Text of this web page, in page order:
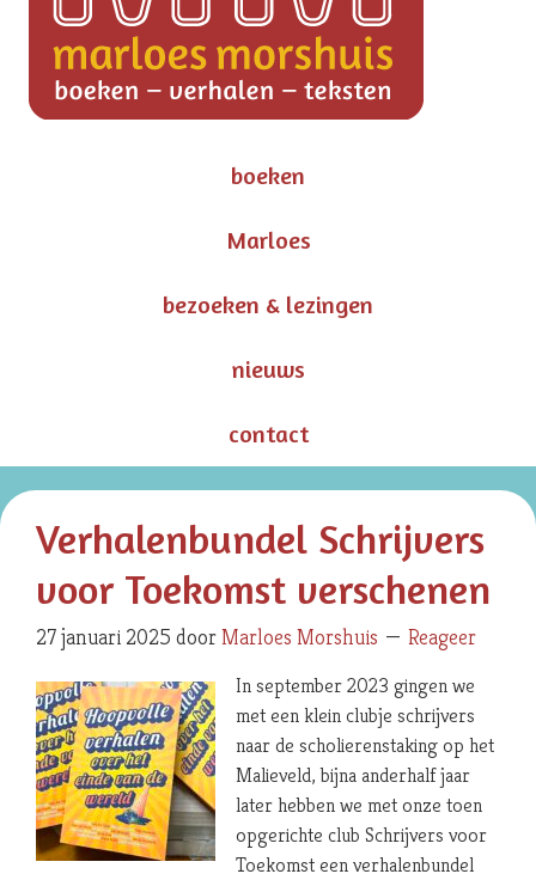
boeken
Marloes
bezoeken & lezingen
nieuws
contact
Verhalenbundel Schrijvers
voor Toekomst verschenen
27 januari 2025 doorMarloes Morshuis Reageer
In september 2023 gingen we
met een klein clubje schrijvers
naar de scholierenstaking op het
Malieveld, bijna anderhalf jaar
later hebben we met onze toen
opgerichte club Schrijvers voor
Toekomst een verhalenbundel